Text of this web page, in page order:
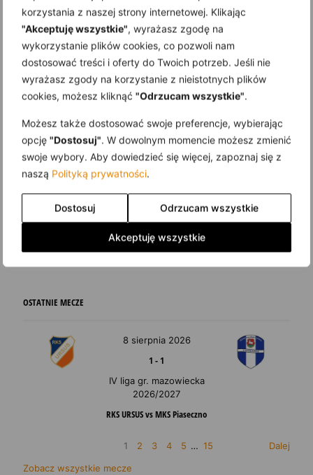
korzystania z naszej strony internetowej. Klikając
"Akceptuję wszystkie", wyrażasz zgodę na
wykorzystanie plików cookies, co pozwoli nam
dostosować treści i oferty do Twoich potrzeb. Jeśli nie
wyrażasz zgody na korzystanie z nieistotnych plików
cookies, możesz kliknąć "Odrzucam wszystkie".
Możesz także dostosować swoje preferencje, wybierając
opcję "Dostosuj". W dowolnym momencie możesz zmienić
swoje wybory. Aby dowiedzieć się więcej, zapoznaj się z
naszą Polityką prywatności.
Dostosuj Odrzucam wszystkie
Akceptuję wszystkie
1 lipca 2026
„Ocalmy wspomnienia” – Historia RKS Ursus zapisana w kadrach – część 17.
Read more
NASTĘPNY MECZ
Zobacz wszystkie mecze
OSTATNIE MECZE
8 sierpnia 2026
1 - 1
IV liga gr. mazowiecka
2026/2027
RKS URSUS vs MKS Piaseczno
1 2 3 4 5 … 15
Dalej
Zobacz wszystkie mecze